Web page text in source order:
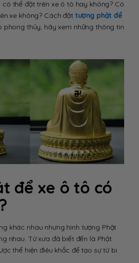
thể đặt trên xe ô tô hay không? Có
xe không? Cách đặt tượng phật để
phong thủy, hãy xem những thông tin
để xe ô tô có
khác nhau nhưng hình tượng Phật
nhau. Từ xưa đã biết đến là Phật
thể hiện điêu khắc để tạo sự từ bi